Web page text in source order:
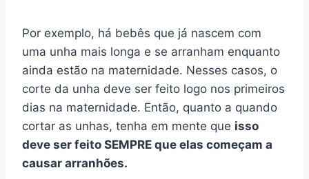
Por exemplo, há bebês que já nascem com
uma unha mais longa e se arranham enquanto
ainda estão na maternidade. Nesses casos, o
corte da unha deve ser feito logo nos primeiros
dias na maternidade. Então, quanto a quando
cortar as unhas, tenha em mente que isso
deve ser feito SEMPRE que elas começam a
causar arranhões.